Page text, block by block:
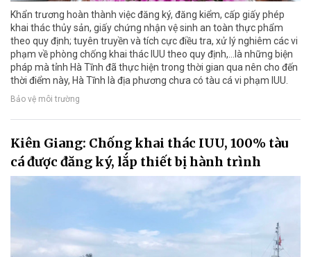
Khẩn trương hoàn thành việc đăng ký, đăng kiểm, cấp giấy phép
khai thác thủy sản, giấy chứng nhận vệ sinh an toàn thực phẩm
theo quy định; tuyên truyền và tích cực điều tra, xử lý nghiêm các vi
phạm về phòng chống khai thác IUU theo quy định,…là những biện
pháp mà tỉnh Hà Tĩnh đã thực hiện trong thời gian qua nên cho đến
thời điểm này, Hà Tĩnh là địa phương chưa có tàu cá vi phạm IUU.
Bảo vệ môi trường
Kiên Giang: Chống khai thác IUU, 100% tàu
cá được đăng ký, lắp thiết bị hành trình